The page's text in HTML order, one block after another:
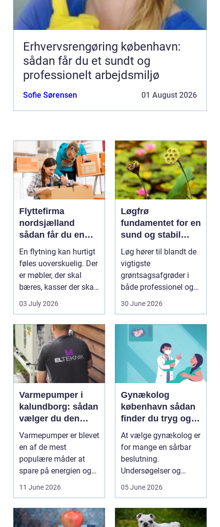
Erhvervsrengøring københavn:
sådan får du et sundt og
professionelt arbejdsmiljø
Sofie Sørensen 01 August 2026
Flyttefirma
nordsjælland
sådan får du en
tryg og effektiv
flytning
En flytning kan hurtigt
føles uoverskuelig. Der
er møbler, der skal
bæres, kasser der skal
pakkes, o...
03 July 2026
Løgfrø
fundamentet for en
sund og stabil
løgavl
Løg hører til blandt de
vigtigste
grøntsagsafgrøder i
både professionel og
hobbybaseret
30 June 2026
Varmepumper i
kalundborg: sådan
vælger du den
rigtige løsning
Varmepumper er blevet
en af de mest
populære måder at
spare på energien og
få et bedre indeklima
11 June 2026
Gynækolog
københavn sådan
finder du tryg og
professionel hjælp
At vælge gynækolog er
for mange en sårbar
beslutning.
Undersøgelser og
behandlinger foregår i
05 June 2026